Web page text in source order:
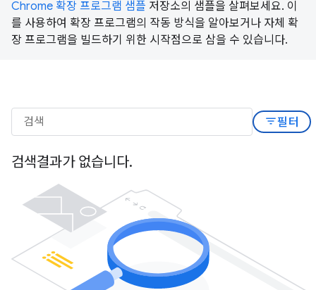
Chrome 확장 프로그램 샘플 저장소의 샘플을 살펴보세요. 이
를 사용하여 확장 프로그램의 작동 방식을 알아보거나 자체 확
장 프로그램을 빌드하기 위한 시작점으로 삼을 수 있습니다.
filter_list필터
검색결과가 없습니다.